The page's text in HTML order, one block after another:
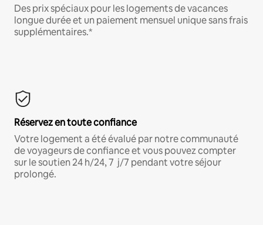
Des prix spéciaux pour les logements de vacances
longue durée et un paiement mensuel unique sans frais
supplémentaires.*
Réservez en toute confiance
Votre logement a été évalué par notre communauté
de voyageurs de confiance et vous pouvez compter
sur le soutien 24 h/24, 7 j/7 pendant votre séjour
prolongé.